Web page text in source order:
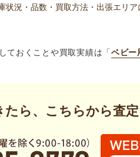
況・品数・買取方法・出張エリア
ておくことや買取実績は「 ベビー
たら、こちらから査